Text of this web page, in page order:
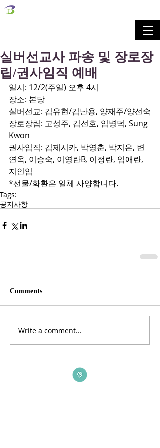
실버선교사 파송 및 장로장
립/권사임직 예배
일시: 12/2(주일) 오후 4시
장소: 본당
실버선교: 김유현/김난용, 양재주/양선숙
장로장립: 고성주, 김선호, 임병덕, Sung
Kwon
권사임직: 김제시카, 박영춘, 박지은, 변
연옥, 이승숙, 이영란B, 이정란, 임애란,
지인임
*선물/화환은 일체 사양합니다.
Tags:
공지사항
Comments
Write a comment...